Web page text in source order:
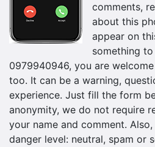
comments,
about this
appear on
something
0979940946, you are
too. It can be a warning,
experience. Just fill the form
anonymity, we do not require
your name and comment.
danger level: neutral, spam or